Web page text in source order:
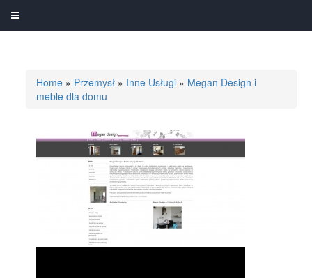
Home » Przemysł » Inne Usługi » Megan Design i
meble dla domu